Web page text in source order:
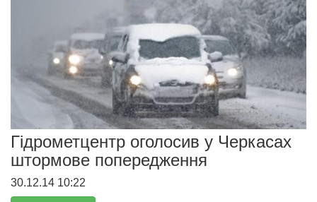
Гідрометцентр оголосив у Черкасах
штормове попередження
30.12.14 10:22